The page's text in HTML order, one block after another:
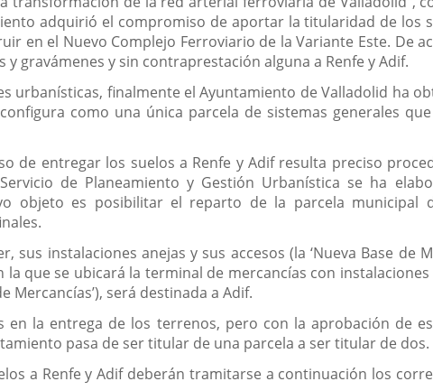
adquirió el compromiso de aportar la titularidad de los
en el Nuevo Complejo Ferroviario de la Variante Este. De
gravámenes y sin contraprestación alguna a Renfe y Adif.
urbanísticas, finalmente el Ayuntamiento de Valladolid ha
como una única parcela de sistemas generales
de entregar los suelos a Renfe y Adif resulta preciso
de Planeamiento y Gestión Urbanística se ha
objeto es posibilitar el reparto de la parcela municipal
sus instalaciones anejas y sus accesos (la ‘Nueva Base de
que se ubicará la terminal de mercancías con instalaciones
Mercancías’), será destinada a Adif.
en la entrega de los terrenos, pero con la aprobación de
pasa de ser titular de una parcela a ser titular de dos.
a Renfe y Adif deberán tramitarse a continuación los